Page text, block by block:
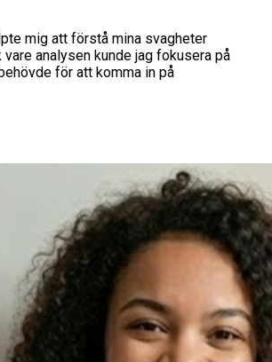
mig att förstå mina svagheter
vare analysen kunde jag fokusera på
för att komma in på